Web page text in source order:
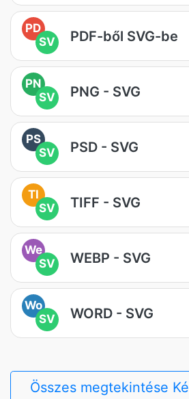
PD
SV
PDF-ből SVG-be
PN
SV
PNG - SVG
PS
SV
PSD - SVG
TI
SV
TIFF - SVG
We
SV
WEBP - SVG
Wo
SV
WORD - SVG
Összes megtekintése